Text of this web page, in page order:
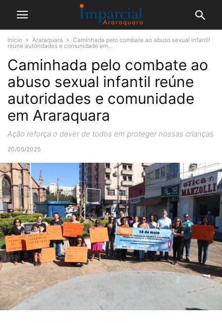
Início Araraquara
Caminhada pelo combate ao abuso sexual infantil
reúne autoridades e comunidade em...
Caminhada pelo combate ao
abuso sexual infantil reúne
autoridades e comunidade
em Araraquara
Ação reforça o dever de todos em proteger nossas crianças
20/05/2025